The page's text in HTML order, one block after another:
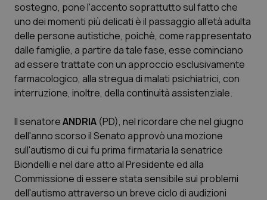
sostegno, pone l'accento soprattutto sul fatto che
uno dei momenti più delicati è il passaggio all'età adulta
delle persone autistiche, poichè, come rappresentato
dalle famiglie, a partire da tale fase, esse cominciano
ad essere trattate con un approccio esclusivamente
farmacologico, alla stregua di malati psichiatrici, con
interruzione, inoltre, della continuità assistenziale.
Il senatoreANDRIA (PD), nel ricordare che nel giugno
dell'anno scorso il Senato approvò una mozione
sull'autismo di cui fu prima firmataria la senatrice
Biondelli e nel dare atto al Presidente ed alla
Commissione di essere stata sensibile sui problemi
dell'autismo attraverso un breve ciclo di audizioni
CookieScriptConsent
CookieScript
www.quotidianosanita.it
5
tracking-sites-ironfish-
tracking-enable
www.quotidianosanita.it